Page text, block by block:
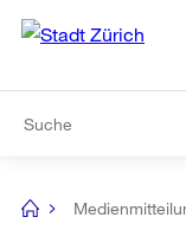
Navigation
[no